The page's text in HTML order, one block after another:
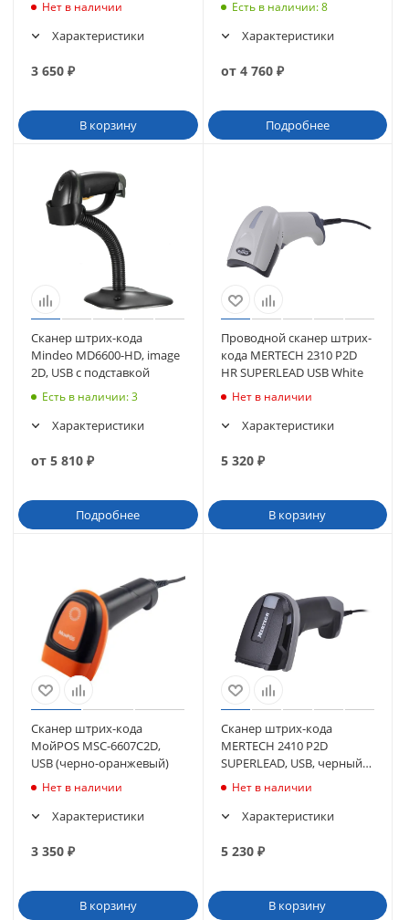
Нет в наличии
Характеристики
3 650 ₽
В корзину
Есть в наличии: 8
Характеристики
от 4 760₽
Подробнее
Сканер штрих-кода
Mindeo MD6600-HD, image
2D, USB с подставкой
Есть в наличии: 3
Характеристики
от 5 810 ₽
Подробнее
Проводной сканер штрих-
кода MERTECH 2310 P2D
HR SUPERLEAD USB White
Нет в наличии
Характеристики
5 320₽
В корзину
Сканер штрих-кода
МойPOS MSC-6607C2D,
USB (черно-оранжевый)
Нет в наличии
Характеристики
3 350 ₽
В корзину
Сканер штрих-кода
MERTECH 2410 P2D
SUPERLEAD, USB, черный
(4871)
Нет в наличии
Характеристики
5 230₽
В корзину